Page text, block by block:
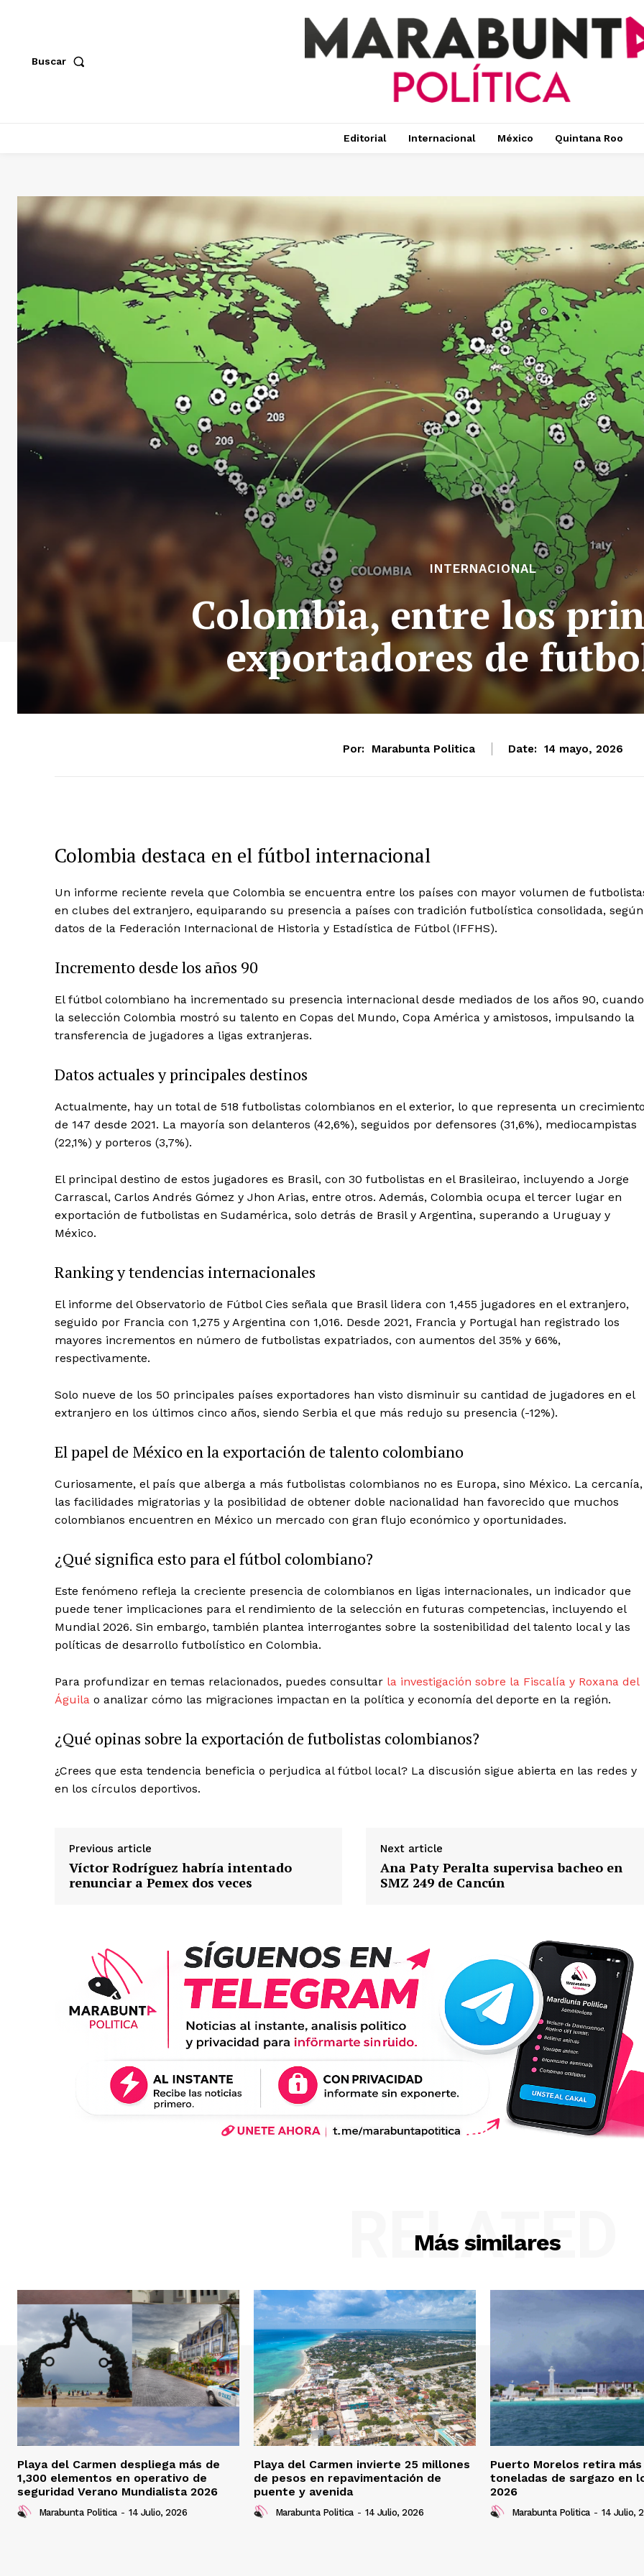
News Week
Magazine PRO Company
Contact us
Quintana Roo
Puerto Morelos
Buscar
Editorial Internacional México Quintana Roo
INTERNACIONAL
Colombia, entre los
exportadores de
Por: Marabunta Politica Date: 14 mayo, 2026
Colombia destaca en el fútbol internacional
Un informe reciente revela que Colombia se encuentra entre los países con mayor volumen de
en clubes del extranjero, equiparando su presencia a países con tradición futbolística consolidada, según
datos de la Federación Internacional de Historia y Estadística de Fútbol (IFFHS).
Incremento desde los años 90
El fútbol colombiano ha incrementado su presencia internacional desde mediados de los años 90, cuando
la selección Colombia mostró su talento en Copas del Mundo, Copa América y amistosos, impulsando la
transferencia de jugadores a ligas extranjeras.
Datos actuales y principales destinos
Actualmente, hay un total de 518 futbolistas colombianos en el exterior, lo que representa un
de 147 desde 2021. La mayoría son delanteros (42,6%), seguidos por defensores (31,6%), mediocampistas
(22,1%) y porteros (3,7%).
El principal destino de estos jugadores es Brasil, con 30 futbolistas en el Brasileirao, incluyendo a Jorge
Carrascal, Carlos Andrés Gómez y Jhon Arias, entre otros. Además, Colombia ocupa el tercer lugar en
exportación de futbolistas en Sudamérica, solo detrás de Brasil y Argentina, superando a Uruguay y
México.
Ranking y tendencias internacionales
El informe del Observatorio de Fútbol Cies señala que Brasil lidera con 1,455 jugadores en el extranjero,
seguido por Francia con 1,275 y Argentina con 1,016. Desde 2021, Francia y Portugal han registrado los
mayores incrementos en número de futbolistas expatriados, con aumentos del 35% y 66%,
respectivamente.
Solo nueve de los 50 principales países exportadores han visto disminuir su cantidad de jugadores en el
extranjero en los últimos cinco años, siendo Serbia el que más redujo su presencia (-12%).
El papel de México en la exportación de talento colombiano
Curiosamente, el país que alberga a más futbolistas colombianos no es Europa, sino México. La cercanía,
las facilidades migratorias y la posibilidad de obtener doble nacionalidad han favorecido que muchos
colombianos encuentren en México un mercado con gran flujo económico y oportunidades.
¿Qué significa esto para el fútbol colombiano?
Este fenómeno refleja la creciente presencia de colombianos en ligas internacionales, un indicador que
puede tener implicaciones para el rendimiento de la selección en futuras competencias, incluyendo el
Mundial 2026. Sin embargo, también plantea interrogantes sobre la sostenibilidad del talento local y las
políticas de desarrollo futbolístico en Colombia.
Para profundizar en temas relacionados, puedes consultar la investigación sobre la Fiscalía y Roxana del
Águila o analizar cómo las migraciones impactan en la política y economía del deporte en la región.
¿Qué opinas sobre la exportación de futbolistas colombianos?
¿Crees que esta tendencia beneficia o perjudica al fútbol local? La discusión sigue abierta en las redes y
en los círculos deportivos.
Previous article
Víctor Rodríguez habría intentado
renunciar a Pemex dos veces
Next article
Ana Paty Peralta supervisa bacheo en
SMZ 249 de Cancún
Más similares
RELATED
Playa del Carmen despliega más de
1,300 elementos en operativo de
seguridad Verano Mundialista 2026
Marabunta Politica - 14 Julio, 2026
Playa del Carmen invierte 25 millones
de pesos en repavimentación de
puente y avenida
Marabunta Politica - 14 Julio, 2026
Puerto Morelos retira
toneladas de sargazo en
2026
Marabunta Politica - 14 Julio,